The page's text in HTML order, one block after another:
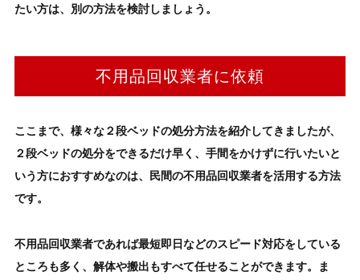
たい方は、別の方法を検討しましょう。
不用品回収業者に依頼
ここまで、様々な２段ベッドの処分方法を紹介してきましたが、
２段ベッドの処分をできるだけ早く、手間をかけずに行いたいと
いう方におすすめなのは、民間の不用品回収業者を活用する方法
です。
不用品回収業者であれば最短即日などのスピード対応をしている
ところも多く、解体や搬出もすべて任せることができます。ま